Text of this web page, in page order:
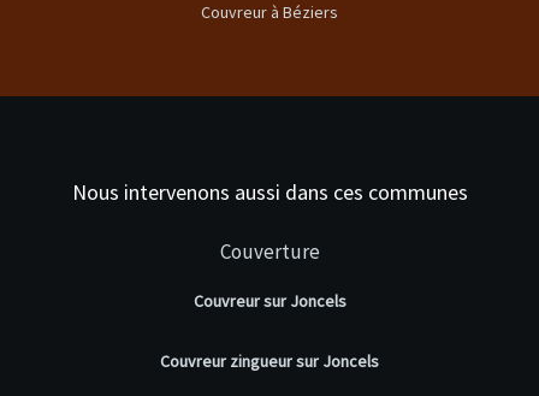
Couvreur à Béziers
Nous intervenons aussi dans ces communes
Couverture
Couvreur sur Joncels
Couvreur zingueur sur Joncels